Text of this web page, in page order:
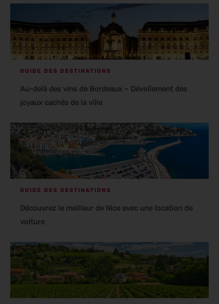
GUIDE DES DESTINATIONS
Au-delà des vins de Bordeaux – Dévoilement des
joyaux cachés de la ville
GUIDE DES DESTINATIONS
Découvrez le meilleur de Nice avec une location de
voiture